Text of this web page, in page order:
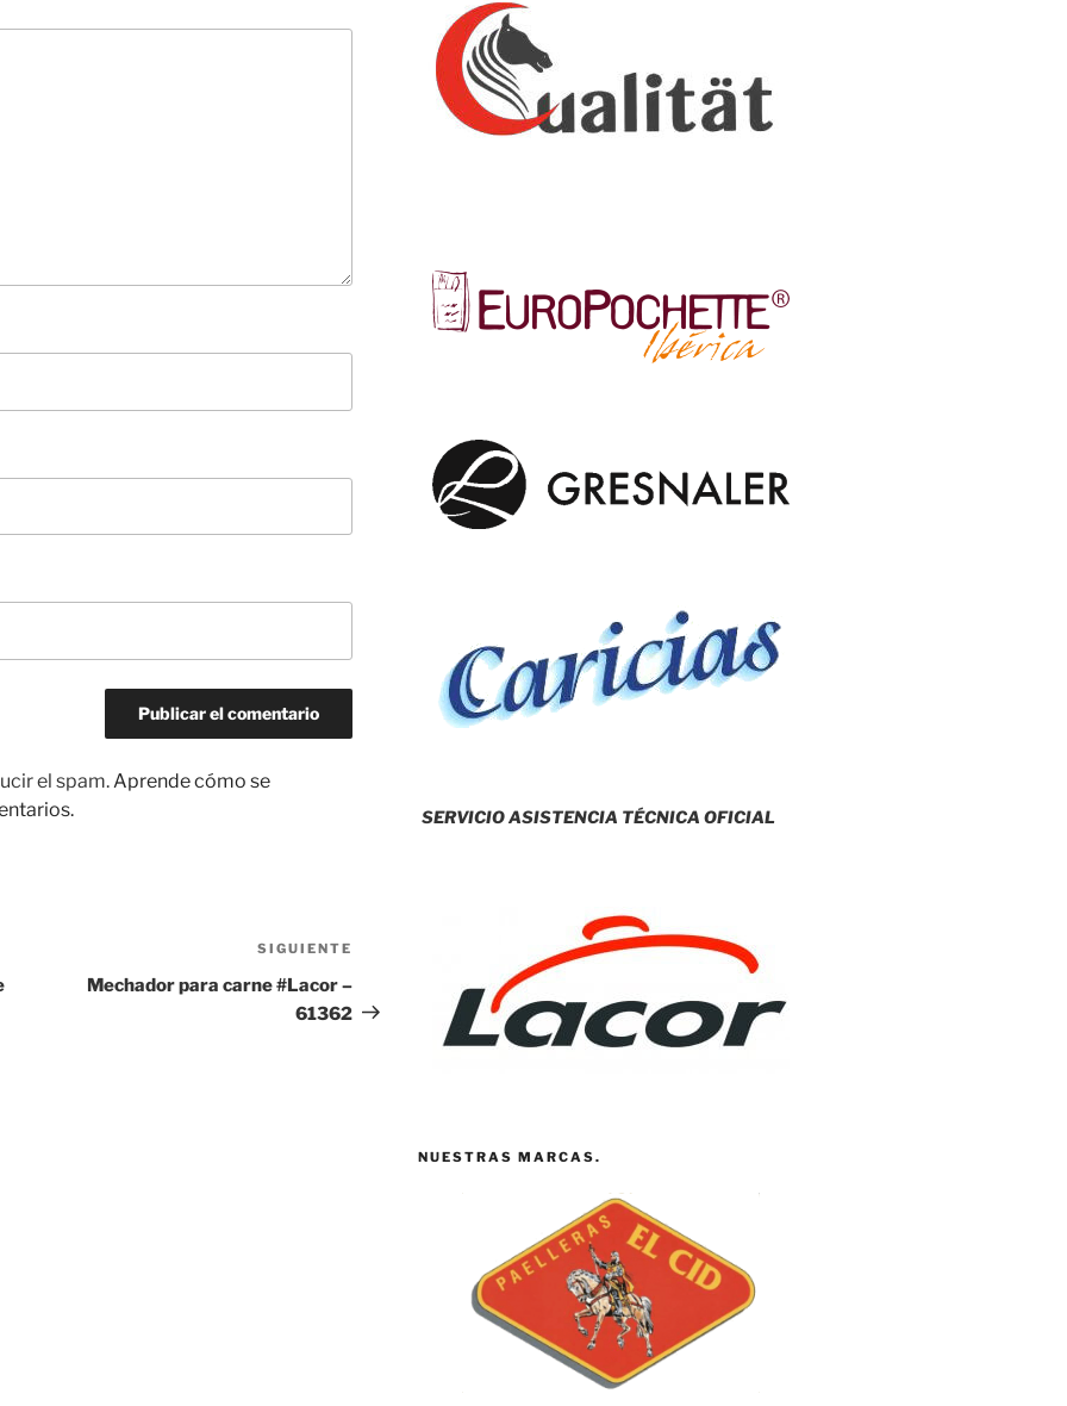
el spam. Aprende cómo se
SIGUIENTE
Mechador para carne #Lacor –
61362
SERVICIO ASISTENCIA TÉCNICA OFICIAL
NUESTRAS MARCAS.